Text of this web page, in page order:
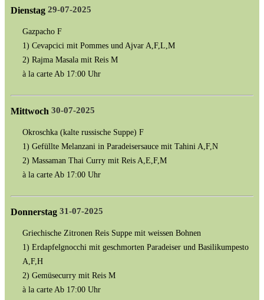
Dienstag 29-07-2025
Gazpacho F
1) Cevapcici mit Pommes und Ajvar A,F,L,M
2) Rajma Masala mit Reis M
à la carte Ab 17:00 Uhr
Mittwoch 30-07-2025
Okroschka (kalte russische Suppe) F
1) Gefüllte Melanzani in Paradeisersauce mit Tahini A,F,N
2) Massaman Thai Curry mit Reis A,E,F,M
à la carte Ab 17:00 Uhr
Donnerstag 31-07-2025
Griechische Zitronen Reis Suppe mit weissen Bohnen
1) Erdapfelgnocchi mit geschmorten Paradeiser und Basilikumpesto
A,F,H
2) Gemüsecurry mit Reis M
à la carte Ab 17:00 Uhr